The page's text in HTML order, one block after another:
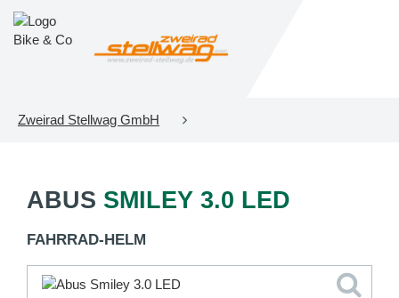
Zweirad Stellwag GmbH
ABUS SMILEY 3.0 LED
FAHRRAD-HELM